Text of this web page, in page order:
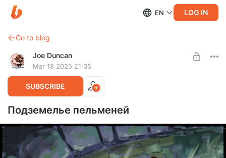
EN LOG IN
Go to blog
Joe Duncan
Mar 18 2025 21:35
SUBSCRIBE
Подземелье пельменей